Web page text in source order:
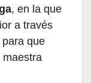
, en la que
a través
que
maestra